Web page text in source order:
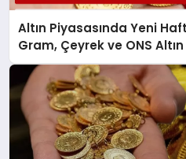
Altın Piyasasında Yeni
Gram, Çeyrek ve ONS
Durum!